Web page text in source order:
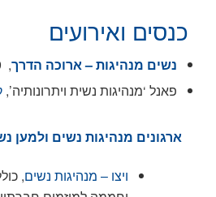
כנסים ואירועים
נשים מנהיגות– ארוכה הדרך, 9 למרץ 2015
פאנל ‘מנהיגות נשית ויתרונותיה’,
ארגונים מנהיגות נשים ולמען
ויצו – מנהיגות נשים,